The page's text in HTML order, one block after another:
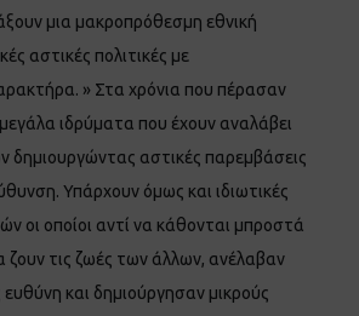
μια μακροπρόθεσμη εθνική
αστικές πολιτικές με
» Στα χρόνια που πέρασαν
ιδρύματα που έχουν αναλάβει
δημιουργώντας αστικές παρεμβάσεις
Υπάρχουν όμως και ιδιωτικές
οι οποίοι αντί να κάθονται μπροστά
ζουν τις ζωές των άλλων, ανέλαβαν
και δημιούργησαν μικρούς